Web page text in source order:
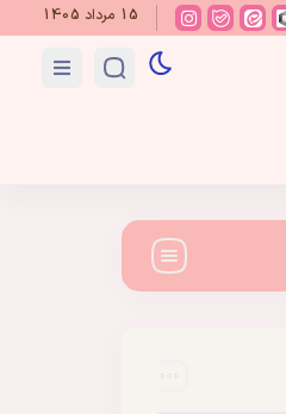
15 مرداد 1405